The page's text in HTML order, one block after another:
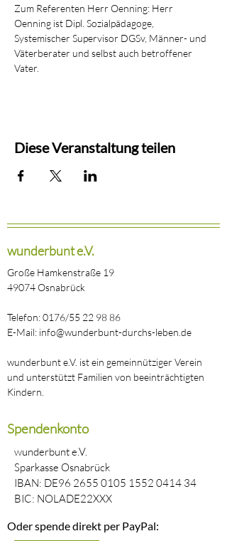
Zum Referenten Herr Oenning: Herr
Oenning ist Dipl. Sozialpädagoge,
Systemischer Supervisor DGSv, Männer- und
Väterberater und selbst auch betroffener
Vater.
Diese Veranstaltung teilen
wunderbunt e.V.
Große Hamkenstraße 19
49074 Osnabrück
Telefon: 0176/55 22 98 86
E-Mail: info@wunderbunt-durchs-leben.de
wunderbunt e.V. ist ein gemeinnütziger Verein
und unterstützt Familien von beeinträchtigten
Kindern.
Spendenkonto
wunderbunt e.V.
Sparkasse Osnabrück
IBAN: DE96 2655 0105 1552 0414 34
BIC: NOLADE22XXX
Oder spende direkt per PayPal: